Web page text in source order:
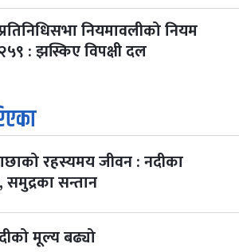
नियमावलीको नियम
२५९ : झस्किए विपक्षी दल
रहस्यमय जीवन : नदीका
समुद्रका सन्तान
मूल्य बढ्यो